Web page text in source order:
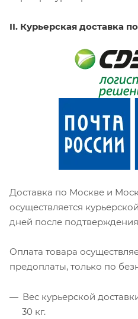
II. Курьерская доставка
Доставка по Москве и
осуществляется
дней после
Оплата товара
предоплаты, только по
Вес курьерской
30 кг.